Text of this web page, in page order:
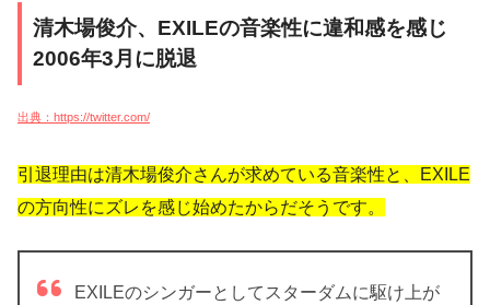
清木場俊介、EXILEの音楽性に違和感を感じ
2006年3月に脱退
出典：https://twitter.com/
引退理由は清木場俊介さんが求めている音楽性と、EXILE
の方向性にズレを感じ始めたからだそうです。
EXILEのシンガーとしてスターダムに駆け上が